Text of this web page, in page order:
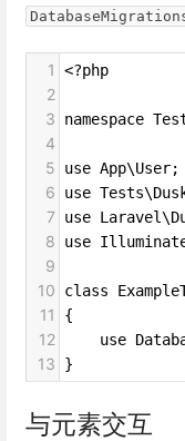
1 <?php
2
3
namespace
4
5
use App\User;
6 use
7 use
8 use
9
10
class
11 {
12
use
13 }
与元素交互